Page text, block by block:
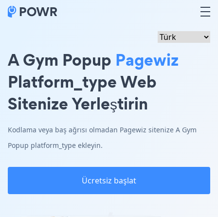
A Gym Popup Pagewiz
Platform_type Web
Sitenize Yerleştirin
Kodlama veya baş ağrısı olmadan Pagewiz sitenize A Gym
Popup platform_type ekleyin.
Ücretsiz başlat